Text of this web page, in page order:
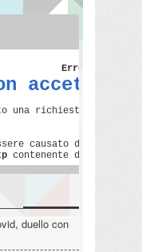
duello con